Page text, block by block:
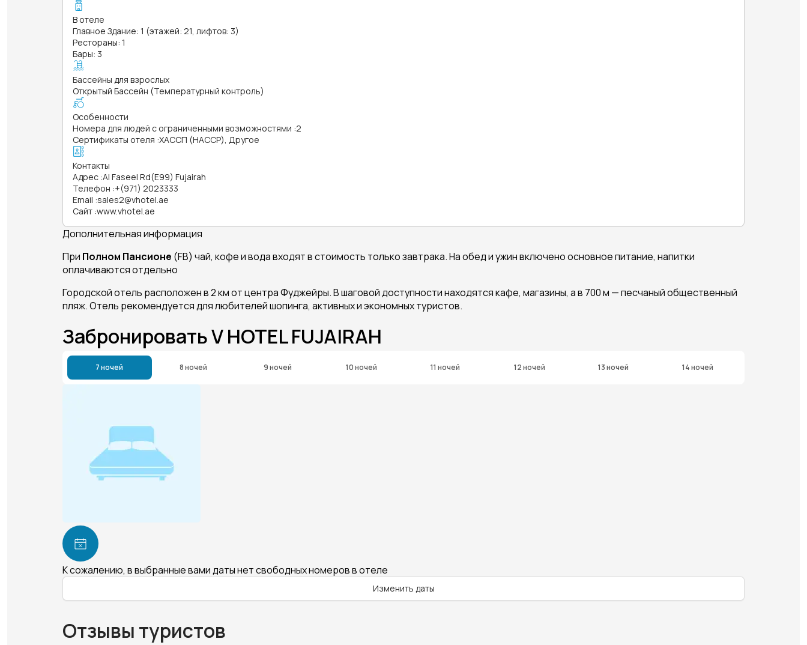
В отеле
Главное Здание: 1 (этажей: 21, лифтов: 3)
Рестораны: 1
Бары: 3
Бассейны для взрослых
Открытый Бассейн (Температурный контроль)
Особенности
Номера для людей с ограниченными возможностями :2
Сертификаты отеля :ХАССП (HACCP), Другое
Контакты
Адрес :Al Faseel Rd(E99) Fujairah
Телефон :+(971) 2023333
Email :sales2@vhotel.ae
Сайт :www.vhotel.ae
Дополнительная информация
При Полном Пансионе (FB) чай, кофе и вода входят в стоимость только завтрака. На обед и ужин включено основное питание, напитки
оплачиваются отдельно
Городской отель расположен в 2 км от центра Фуджейры. В шаговой доступности находятся кафе, магазины, а в 700 м — песчаный общественный
пляж. Отель рекомендуется для любителей шопинга, активных и экономных туристов.
Забронировать V HOTEL FUJAIRAH
7 ночей 8 ночей 9 ночей 10 ночей 11 ночей 12 ночей 13 ночей 14 ночей
К сожалению, в выбранные вами даты нет свободных номеров в отеле
Изменить даты
Отзывы туристов